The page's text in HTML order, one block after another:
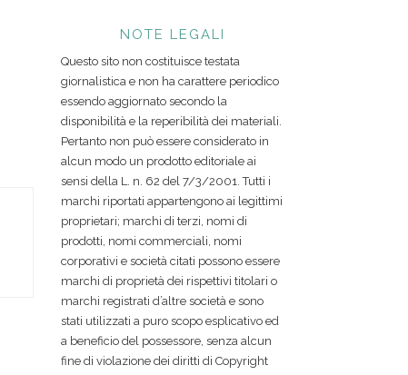
NOTE LEGALI
Questo sito non costituisce testata
giornalistica e non ha carattere periodico
essendo aggiornato secondo la
disponibilità e la reperibilità dei materiali.
Pertanto non può essere considerato in
alcun modo un prodotto editoriale ai
sensi della L. n. 62 del 7/3/2001. Tutti i
marchi riportati appartengono ai legittimi
proprietari; marchi di terzi, nomi di
prodotti, nomi commerciali, nomi
corporativi e società citati possono essere
marchi di proprietà dei rispettivi titolari o
marchi registrati d’altre società e sono
stati utilizzati a puro scopo esplicativo ed
a beneficio del possessore, senza alcun
fine di violazione dei diritti di Copyright